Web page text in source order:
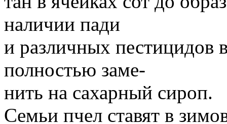
наличии пади
и различных пестицидов
полностью заме-
нить на сахарный сироп.
Семьи пчел ставят в